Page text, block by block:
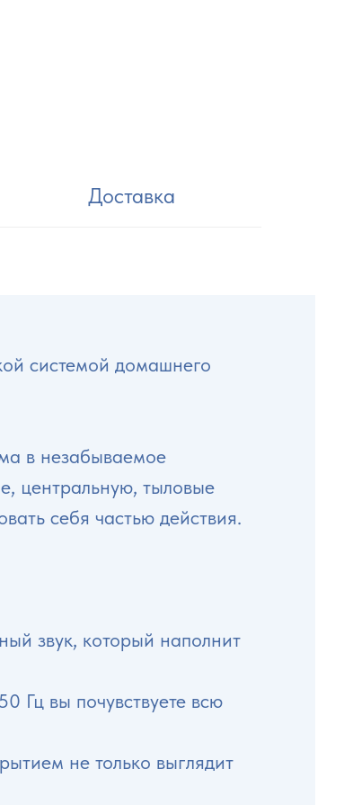
Доставка
системой домашнего
в незабываемое
центральную, тыловые
себя частью действия.
звук, который наполнит
Гц вы почувствуете всю
не только выглядит